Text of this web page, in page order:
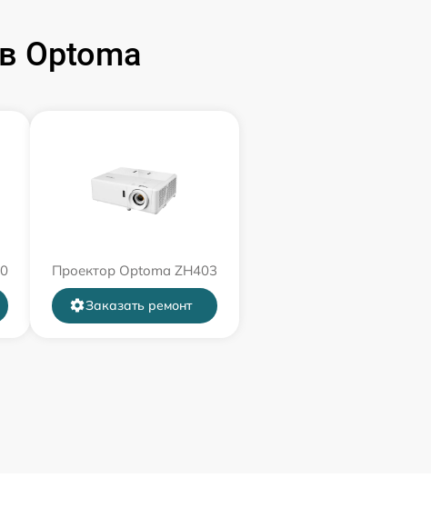
Optoma
Проектор Optoma ZH403
Заказать ремонт